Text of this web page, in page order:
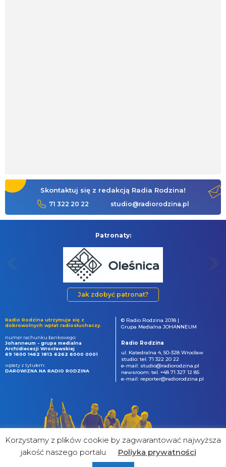
Skontaktuj się z redakcją Radia Rodzina!
71 322 20 22 studio@radiorodzina.pl
Patronaty:
Jak zdobyć patronat?
Radio Rodzina utrzymuje się z
dobrowolnych wpłat radiosłuchaczy.
numer rachunku bankowego:
Johanneum - grupa medialna
Archidiecezji Wrocławskiej
69 1600 1462 1813 6262 6000 0001
wpłaty z tytułem:
DAROWIZNA NA RADIO RODZINA
© Radio Rodzina 2018 |
Grupa Medialna JOHANNEUM
Radio Rodzina
ul. Katedralna 4, 50-328 Wrocław
studio: tel. 71 322 20 22
e-mail: studio@radiorodzina.pl
newsroom: tel. +48 71 327 12 85
e-mail: reporter@radiorodzina.pl
Korzystamy z plików cookie by zagwarantować najwyższa
jakość naszego portalu
Poliyka prywatności